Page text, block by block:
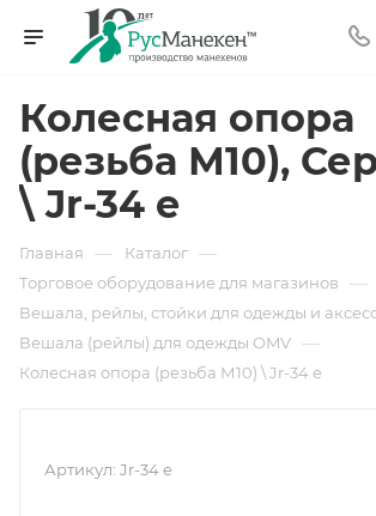
Колесная опора
(резьба М10),
\ Jr-34 e
Главная — Каталог —
Торговое оборудование для магазинов —
Вешала, рейлы, стойки для одежды и
Вешала (рейлы) для одежды OMV —
Колесная опора (резьба М10) \ Jr-34 e
Артикул: Jr-34 e